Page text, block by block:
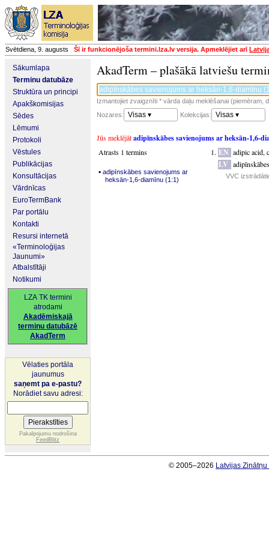
Svētdiena, 9. augusts Šī ir funkcionējoša termini.lza.lv versija. Apmeklējiet arī
Sākumlapa
Terminu datubāze
Struktūra un principi
Apakškomisijas
Sēdes
Lēmumi
Protokoli
Vēstules
Publikācijas
Konsultācijas
Vārdnīcas
EuroTermBank
Par portālu
Kontakti
Resursi internetā
«Terminoloģijas
Jaunumi»
Atbalstītāji
Notikumi
LZA TK termini
atrodami
Akadēmiskajā
terminu datubāzē
AkadTerm
Vēlaties portāla
jaunumus
saņemt pa e-pastu?
Norādiet savu adresi:
Pakalpojumu nodrošina
FeedBlitz
AkadTerm – plašākā latviešu
Izmantojiet zvaigznīti * vārda daļu meklēšanai (piemēram,
Nozares:
Visas ▾ Kolekcijas: Visas ▾
Jūs meklējātadipīnskābes savienojums ar heksān-1,6-
Atrasts 1 termins
▪ adipīnskābes savienojums ar
heksān-1,6-diamīnu (1:1)
EN adipic acid,
LV
VVC
© 2005–2026 Latvijas